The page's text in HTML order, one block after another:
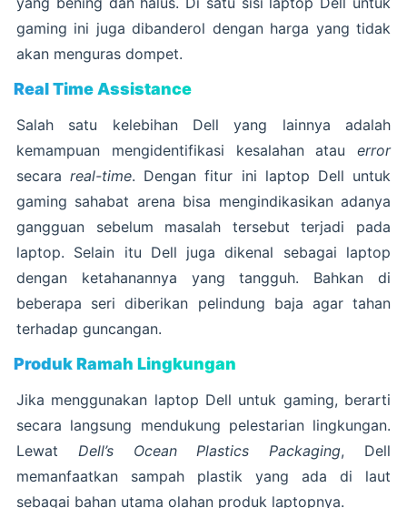
gaming ini juga dibanderol dengan harga yang tidak
akan menguras dompet.
Real Time Assistance
Salah satu kelebihan Dell yang lainnya adalah
kemampuan mengidentifikasi kesalahan atau error
secarareal-time. Dengan fitur ini laptop Dell untuk
gaming sahabat arena bisa mengindikasikan adanya
gangguan sebelum masalah tersebut terjadi pada
laptop. Selain itu Dell juga dikenal sebagai laptop
dengan ketahanannya yang tangguh. Bahkan di
beberapa seri diberikan pelindung baja agar tahan
terhadap guncangan.
Produk Ramah Lingkungan
Jika menggunakan laptop Dell untuk gaming, berarti
secara langsung mendukung pelestarian lingkungan.
Lewat Dell’s Ocean Plastics Packaging, Dell
memanfaatkan sampah plastik yang ada di laut
sebagai bahan utama olahan produk laptopnya.